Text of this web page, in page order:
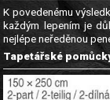
K povedenému
každým lepením je
nejlépe neředěnou
Tapetářské